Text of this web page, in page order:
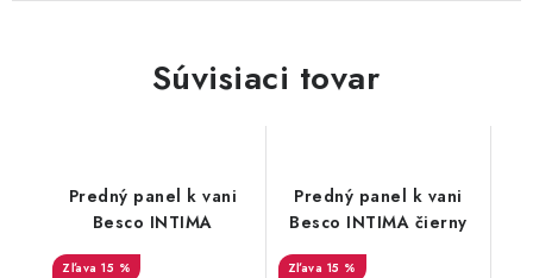
Súvisiaci tovar
Predný panel k vani
Besco INTIMA
15 %
Predný panel k vani
Besco INTIMA čierny
15 %